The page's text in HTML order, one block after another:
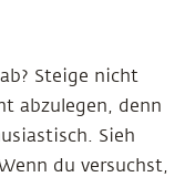
Steige nicht
abzulegen, denn
Sieh
du versuchst,